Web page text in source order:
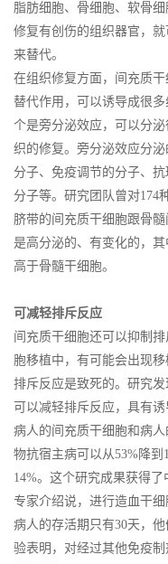
脂肪细胞、骨细胞、软骨
修复有创伤的组织器官，
来替代。
在组织修复方面，间充质
替代作用，可以诱导成很
个是旁分泌效应，可以分
织的修复。旁分泌效应分
分子、免疫调节的分子、
分子等。研究团队曾对174
脐带的间充质干细胞跟骨
是高分泌的、有变化的，
高于骨髓干细胞。
可减轻排斥反应
间充质干细胞还可以抑制
胞移植中，有可能会出现
排斥反应是致死的。研究
可以减轻排斥反应，具有
病人的间充质干细胞和病
物抗宿主病可以从53%降到
14%。这个研究成果获得了
专家介绍说，进行造血干
病人的存活期只有30天，
验表明，对经过其他免疫